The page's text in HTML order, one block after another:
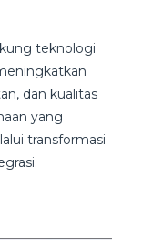
teknologi
dan kualitas
yang
transformasi